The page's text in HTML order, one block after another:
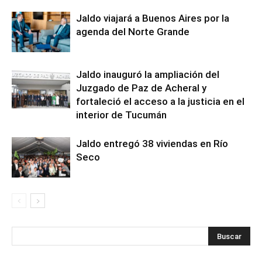
Jaldo viajará a Buenos Aires por la
agenda del Norte Grande
Jaldo inauguró la ampliación del
Juzgado de Paz de Acheral y
fortaleció el acceso a la justicia en el
interior de Tucumán
Jaldo entregó 38 viviendas en Río
Seco